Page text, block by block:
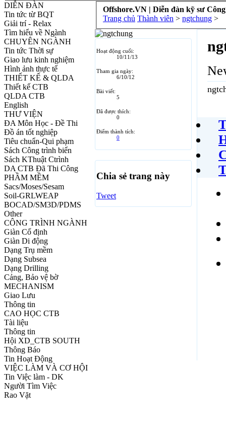
DIỄN ĐÀN
Tin tức từ BQT
Giải trí - Relax
Tìm hiểu về Ngành
CHUYÊN NGÀNH
Tin tức Thời sự
Giao lưu kinh nghiệm
Hình ảnh thực tế
THIẾT KẾ & QLDA
Thiết kế CTB
QLDA CTB
English
THƯ VIỆN
ĐA Môn Học - Đề Thi
Đồ án tốt nghiệp
Tiêu chuẩn-Qui phạm
Sách Công trình biển
Sách KThuật Ctrình
DA CTB Đã Thi Công
PHẦM MỀM
Sacs/Moses/Sesam
Soil-GRLWEAP
BOCAD/SM3D/PDMS
Other
CÔNG TRÌNH NGÀNH
Giàn Cố định
Giàn Di động
Dạng Trụ mềm
Dạng Subsea
Dạng Drilling
Cảng, Bảo vệ bờ
MECHANISM
Giao Lưu
Thông tin
CAO HỌC CTB
Tài liệu
Thông tin
Hội XD_CTB SOUTH
Thông Báo
Tin Hoạt Động
VIỆC LÀM VÀ CƠ HỘI
Tin Việc làm - DK
Người Tìm Việc
Rao Vặt
Offshore.VN | Diễn đàn kỹ sư
Trang chủ Thành viên > ngtchung >
Hoạt động cuối:
10/11/13
Tham gia ngày:
6/10/12
Bài viết:
5
Đã được thích:
0
Điểm thành tích:
0
Chia sẻ trang này
Tweet